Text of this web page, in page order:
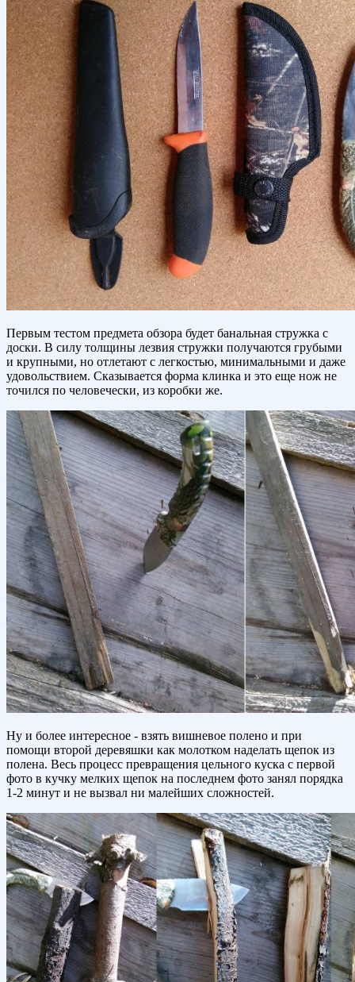
Первым тестом предмета обзора будет банальная стружка с
доски. В силу толщины лезвия стружки получаются грубыми
и крупными, но отлетают с легкостью, минимальными и даже
удовольствием. Сказывается форма клинка и это еще нож не
точился по человечески, из коробки же.
Ну и более интересное - взять вишневое полено и при
помощи второй деревяшки как молотком наделать щепок из
полена. Весь процесс превращения цельного куска с первой
фото в кучку мелких щепок на последнем фото занял порядка
1-2 минут и не вызвал ни малейших сложностей.